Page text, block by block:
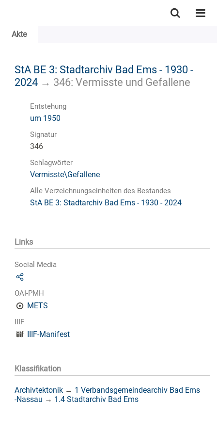
Akte
StA BE 3: Stadtarchiv Bad Ems - 1930 -
2024 → 346: Vermisste und Gefallene
Entstehung
um 1950
Signatur
346
Schlagwörter
Vermisste\Gefallene
Alle Verzeichnungseinheiten des Bestandes
StA BE 3: Stadtarchiv Bad Ems - 1930 - 2024
Links
Social Media
OAI-PMH
METS
IIIF
IIIF-Manifest
Klassifikation
Archivtektonik → 1 Verbandsgemeindearchiv Bad Ems
-Nassau → 1.4 Stadtarchiv Bad Ems